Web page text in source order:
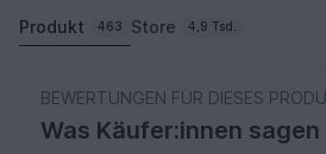
Produkt 463 Store 4,9 Tsd.
BEWERTUNGEN FÜR DIESES
Was Käufer:innen sagen